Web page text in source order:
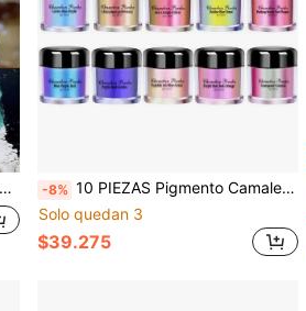
-8% 10 PIEZAS Pigmento Camaleón, Polvo de Mica con Brillo Camaleón para Resina Epoxi, Brillo de Color Metálico y Polvo Mágico - Crea Accesorios Coloridos Únicos
Solo quedan 3
$39.275